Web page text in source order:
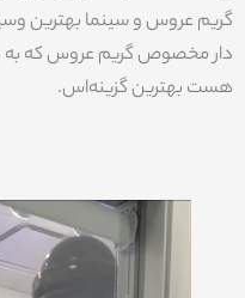
گریم عروس و سینما بهترین
دار مخصوص گریم عروس که به
هست بهترین گزینه‌اس.